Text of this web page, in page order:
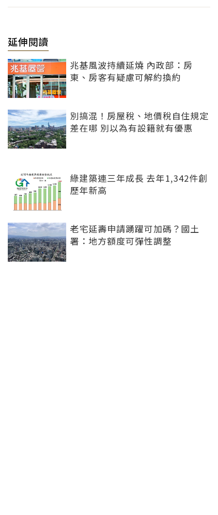
延伸閱讀
兆基風波持續延燒 內政部：房
東、房客有疑慮可解約換約
別搞混！房屋稅、地價稅自住規定
差在哪 別以為有設籍就有優惠
綠建築連三年成長 去年1,342件創
歷年新高
老宅延壽申請踴躍可加碼？國土
署：地方額度可彈性調整